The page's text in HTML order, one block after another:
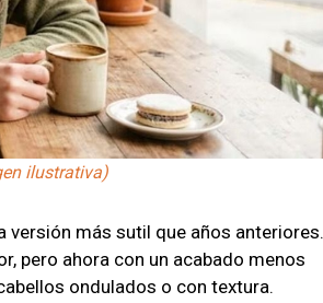
ilustrativa)
versión más sutil que años anteriores.
pero ahora con un acabado menos
ondulados o con textura.